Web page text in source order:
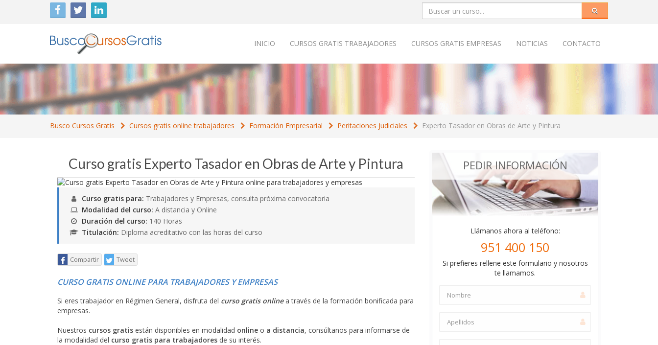
INICIO CURSOS GRATIS TRABAJADORES CURSOS GRATIS EMPRESAS NOTICIAS CONTACTO
Busco Cursos Gratis Cursos gratis online trabajadores Formación Empresarial Peritaciones Judiciales Experto Tasador en Obras de Arte y Pintura
Curso gratis Experto Tasador en Obras de Arte y Pintura
Curso gratis para: Trabajadores y Empresas, consulta próxima convocatoria
Modalidad del curso: A distancia y Online
Duración del curso: 140 Horas
Titulación: Diploma acreditativo con las horas del curso
Compartir Tweet
CURSO GRATIS ONLINE PARA TRABAJADORES Y EMPRESAS
Si eres trabajador en Régimen General, disfruta del curso gratis onlinea través de la formación bonificada para
empresas.
Nuestros cursos gratis están disponibles en modalidad online o a distancia, consúltanos para informarse de
la modalidad del curso gratis para trabajadores de su interés.
PEDIR INFORMACIÓN
Llámanos ahora al teléfono:
951 400 150
Si prefieres rellene este formulario y nosotros
te llamamos.